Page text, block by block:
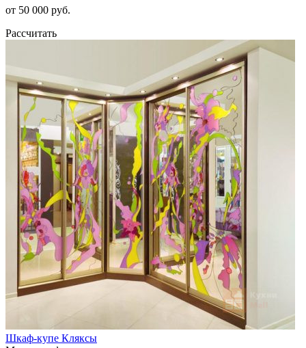
от 50 000 руб.
Рассчитать
Шкаф-купе Кляксы